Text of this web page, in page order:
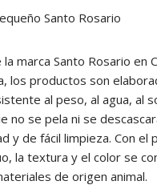
Santo Rosario
marca Santo Rosario en
los productos son
al peso, al agua, al
no se pela ni se
y de fácil limpieza. Con el
la textura y el color se
de origen animal.